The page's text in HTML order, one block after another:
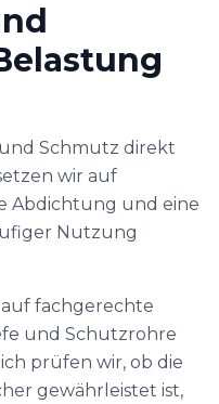
Schmutz direkt
wir auf
Abdichtung und eine
Nutzung
fachgerechte
und Schutzrohre
prüfen wir, ob die
gewährleistet ist,